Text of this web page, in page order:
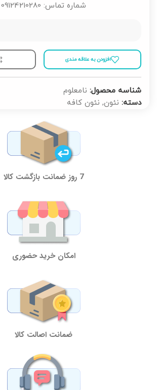
شماره تماس: 09124210280
افزودن به علاقه مندی
شناسه محصول: نامعلوم
دسته: نئون, نئون کافه
7 روز ضمانت بازگشت کالا
امکان خرید حضوری
ضمانت اصالت کالا